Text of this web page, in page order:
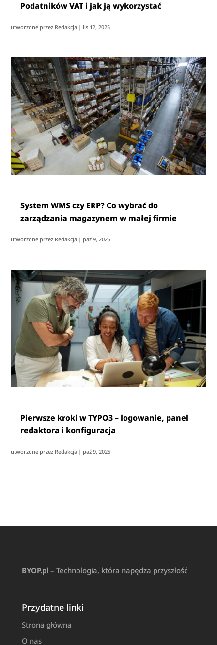
Podatników VAT i jak ją wykorzystać
utworzone przez Redakcja | lis 12, 2025
System WMS czy ERP? Co wybrać do
zarządzania magazynem w małej firmie
utworzone przez Redakcja | paź 9, 2025
Pierwsze kroki w TYPO3 – logowanie, panel
redaktora i konfiguracja
utworzone przez Redakcja | paź 9, 2025
BYOP.pl– Technologia, która napędza przyszłość
Przydatne linki
Strona główna
O nas